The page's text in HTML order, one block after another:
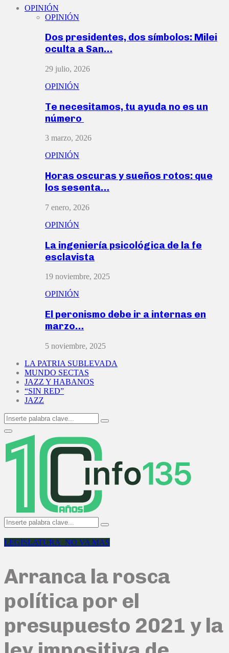
OPINIÓN
OPINIÓN
Dos presidentes, dos símbolos: Milei
oculta a San…
29 julio, 2026
OPINIÓN
Te necesitamos, tu ayuda no es un
número
3 marzo, 2026
OPINIÓN
Horas oscuras y sueños rotos: que
los sesenta…
7 enero, 2026
OPINIÓN
La ingeniería psicológica de la fe
esclavista
19 noviembre, 2025
OPINIÓN
El peronismo debe ir a internas en
marzo…
5 noviembre, 2025
LA PATRIA SUBLEVADA
MUNDO SECTAS
JAZZ Y HABANOS
“SIN RED”
JAZZ
Search
for:
Search
Primary
Menu
Search
for:
Search
LEGISLATURA_NO VA MAS
Arranca la rosca
política por el
presupuesto 2021 y la